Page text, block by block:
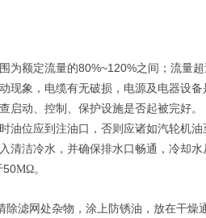
为额定流量的80%~120%之间；流量
现象，电缆有无破损，电源及电器设备
启动、控制、保护设施是否起被完好。
位应到注油口，否则应诸如汽轮机油
清洁冷水，并确保排水口畅通，冷却
50ΜΩ。
滤网处杂物，涂上防锈油，放在干燥